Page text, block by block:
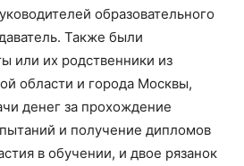
образовательного
Также были
или их родственники из
области и города Москвы,
денег за прохождение
и получение дипломов
в обучении, и двое рязанок